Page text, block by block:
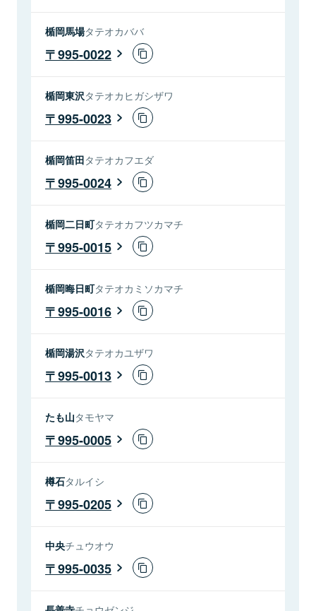
楯岡馬場タテオカババ
995-0022
楯岡東沢タテオカヒガシザワ
995-0023
楯岡笛田タテオカフエダ
995-0024
楯岡二日町タテオカフツカマチ
995-0015
楯岡晦日町タテオカミソカマチ
995-0016
楯岡湯沢タテオカユザワ
995-0013
たも山タモヤマ
995-0005
樽石タルイシ
995-0205
中央チュウオウ
995-0035